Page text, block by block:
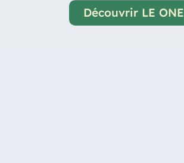
Découvrir LE ONE